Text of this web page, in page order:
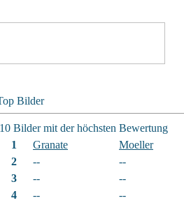
Bilder
10 Bilder mit der höchsten Bewertung
1
Granate
Moeller
2
--
--
3
--
--
4
--
--